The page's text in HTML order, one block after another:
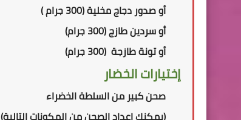
أوصدور دجاج مخلية (300 جرام )
أو سردين طازج (300 جرام)
أو تونة طازجة (300 جرام)
إختيارات الخضار
صحن كبير من السلطة الخضراء
(يمكنك إعداد الصحن من المكونات التالية)